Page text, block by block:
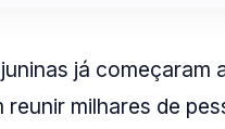
já começaram
reunir milhares de